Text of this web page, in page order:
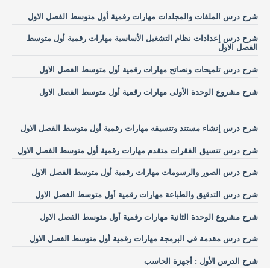
شرح درس الملفات والمجلدات مهارات رقمية أول متوسط الفصل الاول
شرح درس إعدادات نظام التشغيل الأساسية مهارات رقمية أول متوسط
الفصل الاول
شرح درس تلميحات ونصائح مهارات رقمية أول متوسط الفصل الاول
شرح مشروع الوحدة الأولى مهارات رقمية أول متوسط الفصل الاول
شرح درس إنشاء مستند وتنسيقه مهارات رقمية أول متوسط الفصل الاول
شرح درس تنسيق الفقرات متقدم مهارات رقمية أول متوسط الفصل الاول
شرح درس الصور والرسومات مهارات رقمية أول متوسط الفصل الاول
شرح درس التدقيق والطباعة مهارات رقمية أول متوسط الفصل الاول
شرح مشروع الوحدة الثانية مهارات رقمية أول متوسط الفصل الاول
شرح درس مقدمة في البرمجة مهارات رقمية أول متوسط الفصل الاول
شرح الدرس الأول : أجهزة الحاسب